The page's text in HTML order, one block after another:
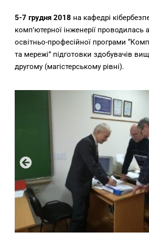
5-7 грудня 2018 на кафедрі
комп’ютерної інженерії проводилась
освітньо-професійної програми
та мережі” підготовки здобувачів
другому (магістерському рівні).